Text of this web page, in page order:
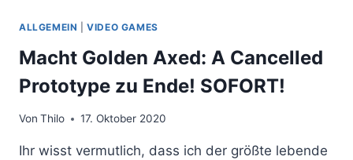
ALLGEMEIN |VIDEO GAMES
Macht Golden Axed: A Cancelled
Prototype zu Ende! SOFORT!
Von Thilo 17. Oktober 2020
Ihr wisst vermutlich, dass ich der größte lebende